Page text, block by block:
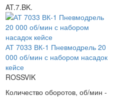
AT.7.BK.
АТ 7033 ВК-1 Пневмодрель 20
000 об/мин с набором насадок
кейсе
ROSSVIK
Количество оборотов, об/мин -